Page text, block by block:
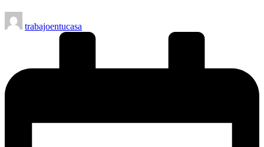
Publicado
por
trabajoentucasa